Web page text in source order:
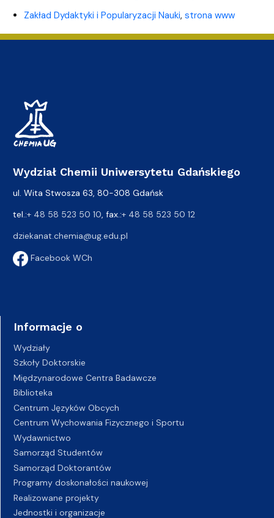
Zakład Dydaktyki i Popularyzacji Nauki, strona www
Wydział Chemii Uniwersytetu Gdańskiego
ul. Wita Stwosza 63, 80-308 Gdańsk
tel.:+ 48 58 523 50 10 , fax.:+ 48 58 523 50 12
dziekanat.chemia@ug.edu.pl
Facebook WCh
Informacje o
Wydziały
Szkoły Doktorskie
Międzynarodowe Centra Badawcze
Biblioteka
Centrum Języków Obcych
Centrum Wychowania Fizycznego i Sportu
Wydawnictwo
Samorząd Studentów
Samorząd Doktorantów
Programy doskonałości naukowej
Realizowane projekty
Jednostki i organizacje